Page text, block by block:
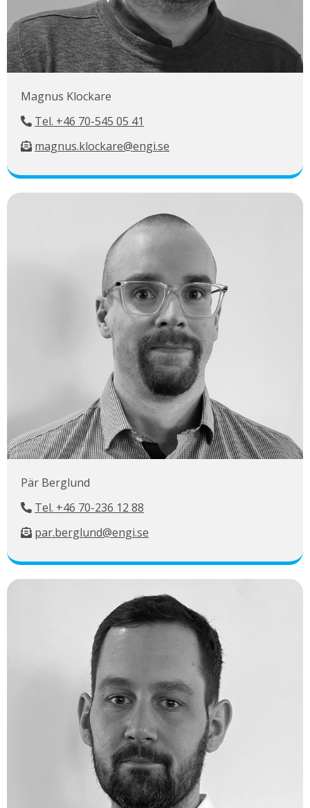
Magnus Klockare
Tel. +46 70-545 05 41
magnus.klockare@engi.se
Pär Berglund
Tel. +46 70-236 12 88
par.berglund@engi.se